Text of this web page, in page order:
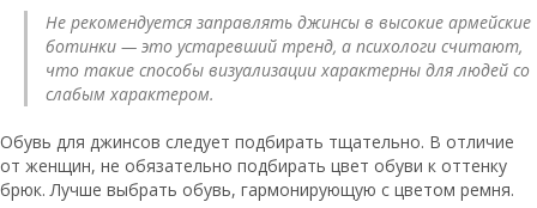
Не рекомендуется заправлять джинсы в высокие армейские
ботинки — это устаревший тренд, а психологи считают,
что такие способы визуализации характерны для людей со
слабым характером.
Обувь для джинсов следует подбирать тщательно. В отличие
от женщин, не обязательно подбирать цвет обуви к оттенку
брюк. Лучше выбрать обувь, гармонирующую с цветом ремня.